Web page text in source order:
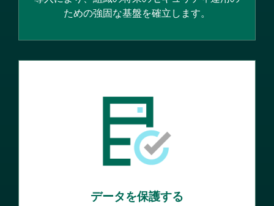
ための強固な基盤を確立します。
データを保護する